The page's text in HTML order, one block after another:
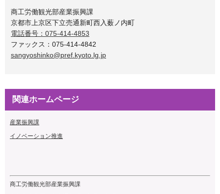
商工労働観光部産業振興課
京都市上京区下立売通新町西入薮ノ内町
電話番号：075-414-4853
ファックス：075-414-4842
sangyoshinko@pref.kyoto.lg.jp
関連ホームページ
産業振興課
イノベーション推進
商工労働観光部産業振興課